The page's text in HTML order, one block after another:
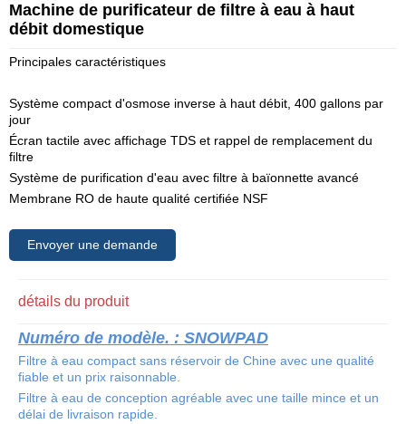
Machine de purificateur de filtre à eau à haut
débit domestique
Principales caractéristiques
Système compact d'osmose inverse à haut débit, 400 gallons par
jour
Écran tactile avec affichage TDS et rappel de remplacement du
filtre
Système de purification d'eau avec filtre à baïonnette avancé
Membrane RO de haute qualité certifiée NSF
Envoyer une demande
détails du produit
Numéro de modèle. : SNOWPAD
Filtre à eau compact sans réservoir de Chine avec une qualité
fiable et un prix raisonnable.
Filtre à eau de conception agréable avec une taille mince et un
délai de livraison rapide.